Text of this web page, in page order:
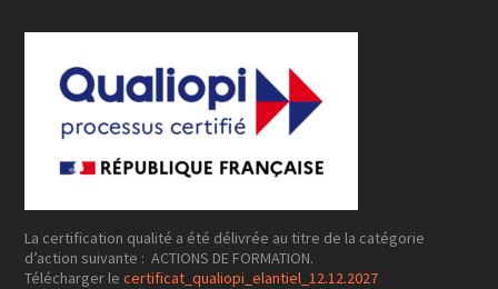
La certification qualité a été délivrée au titre de la catégorie
d’action suivante : ACTIONS DE FORMATION.
Télécharger lecertificat_qualiopi_elantiel_12.12.2027